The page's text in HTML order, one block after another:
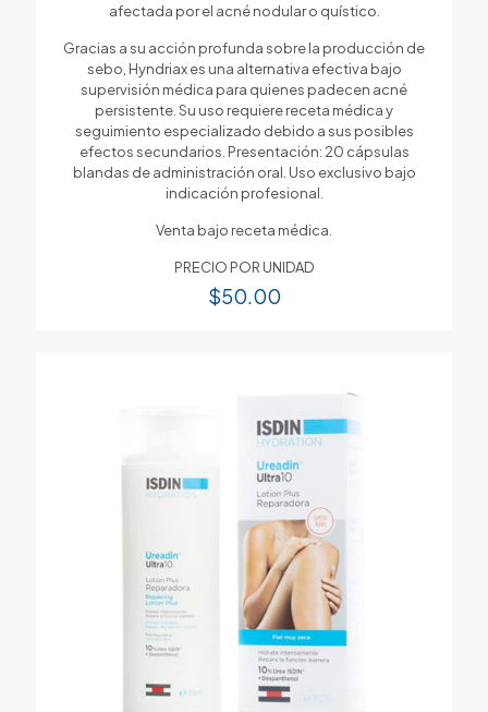
afectada por el acné nodular o quístico.
Gracias a su acción profunda sobre la producción de
sebo, Hyndriax es una alternativa efectiva bajo
supervisión médica para quienes padecen acné
persistente. Su uso requiere receta médica y
seguimiento especializado debido a sus posibles
efectos secundarios. Presentación: 20 cápsulas
blandas de administración oral. Uso exclusivo bajo
indicación profesional.
Venta bajo receta médica.
PRECIO POR UNIDAD
$50.00